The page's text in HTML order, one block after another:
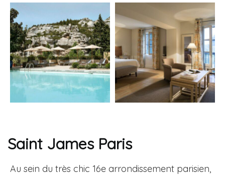
Saint James Paris
Au sein du très chic 16e arrondissement parisien,